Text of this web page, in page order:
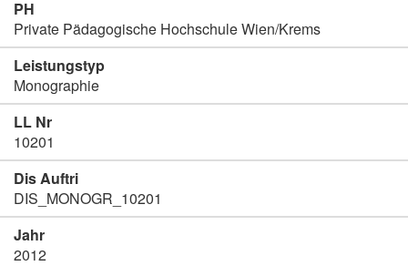
PH
Private Pädagogische Hochschule Wien/Krems
Leistungstyp
Monographie
LL Nr
10201
Dis Auftri
DIS_MONOGR_10201
Jahr
2012